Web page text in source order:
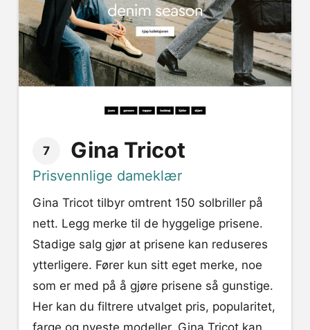
7 Gina Tricot
Prisvennlige dameklær
Gina Tricot tilbyr omtrent 150 solbriller på
nett. Legg merke til de hyggelige prisene.
Stadige salg gjør at prisene kan reduseres
ytterligere. Fører kun sitt eget merke, noe
som er med på å gjøre prisene så gunstige.
Her kan du filtrere utvalget pris, popularitet,
farge og nyeste modeller. Gina Tricot kan